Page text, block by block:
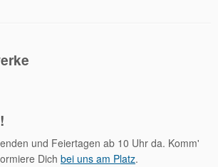
und Feiertagen ab 10 Uhr da. Komm'
Dich bei uns am Platz.